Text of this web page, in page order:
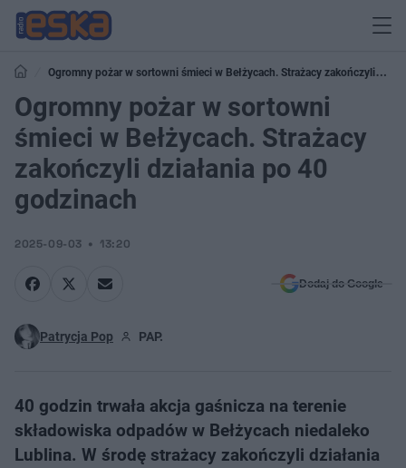
Ogromny pożar w sortowni śmieci w Bełżycach. Strażacy zakończyli
działania po 40 godzinach
Ogromny pożar w sortowni
śmieci w Bełżycach. Strażacy
zakończyli działania po 40
godzinach
2025-09-03 13:20
Dodaj do Google
Patrycja Pop PAP.
40 godzin trwała akcja gaśnicza na terenie
składowiska odpadów w Bełżycach niedaleko
Lublina. W środę strażacy zakończyli działania